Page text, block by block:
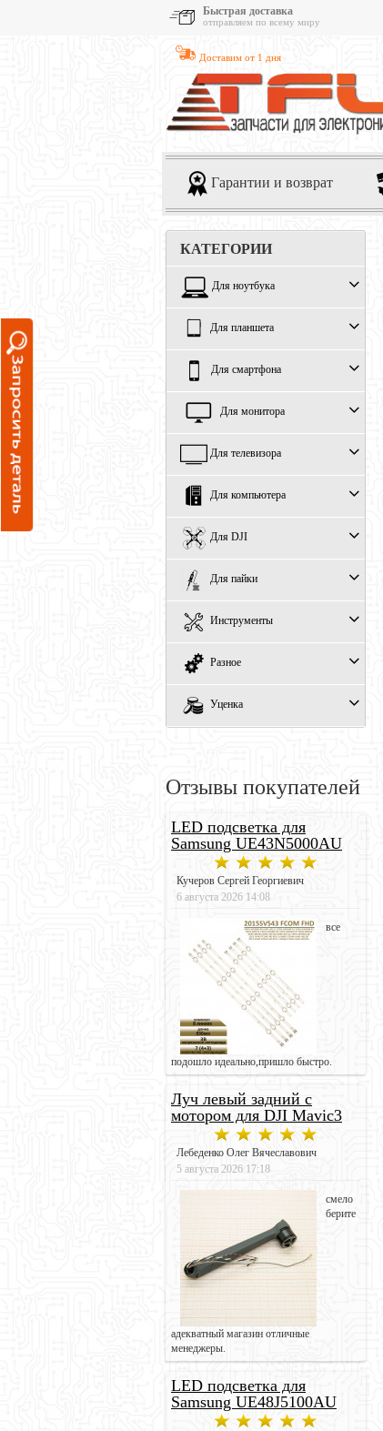
Быстрая доставка
отправляем по всему миру
Доставим от 1 дня
Гарантии и возврат
КАТЕГОРИИ
Для ноутбука
Для планшета
Для смартфона
Для монитора
Для телевизора
Для компьютера
Для DJI
Для пайки
Инструменты
Разное
Уценка
Отзывы покупателей
LED подсветка для
Samsung UE43N5000AU
Кучеров Сергей Георгиевич
6 августа 2026 14:08
все
подошло идеально,пришло быстро.
Луч левый задний с
мотором для DJI Mavic3
Лебеденко Олег Вячеславович
5 августа 2026 17:18
смело
берите
адекватный магазин отличные
менеджеры.
LED подсветка для
Samsung UE48J5100AU